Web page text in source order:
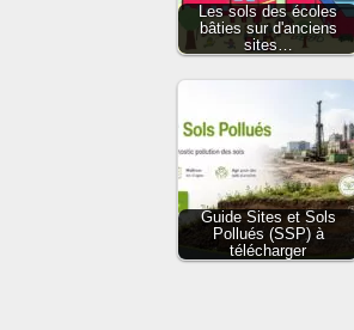
Les sols des écoles
bâties sur d'anciens
sites…
Guide Sites et Sols
Pollués (SSP) à
télécharger